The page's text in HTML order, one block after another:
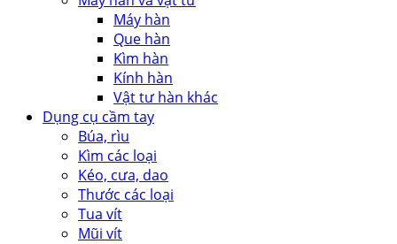
Máy hàn
Que hàn
Kìm hàn
Kính hàn
Vật tư hàn khác
Dụng cụ cầm tay
Búa, rìu
Kìm các loại
Kéo, cưa, dao
Thước các loại
Tua vít
Mũi vít